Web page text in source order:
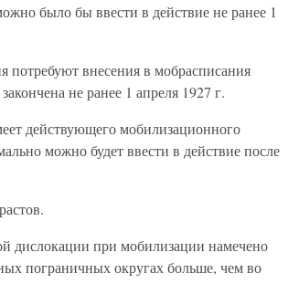
было бы ввести в действие не ранее 1
внесения в мобрасписания
не ранее 1 апреля 1927 г.
действующего мобилизационного
можно будет ввести в действие после
дислокации при мобилизации намечено
пограничных округах больше, чем во